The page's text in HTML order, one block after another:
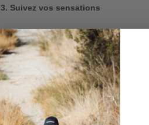
3. Suivez vos sensations
Écoutez votre corps pendant la
blessures inexpliquées, ne forcez pas.
temps et consultez un professionnel
votre bien-être.
4. Soyez attentif à la performance